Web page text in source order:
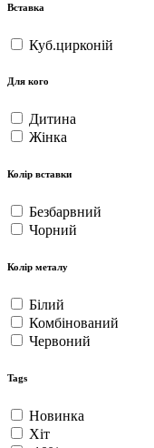
Вставка
Куб.цирконій
Для кого
Дитина
Жінка
Колір вставки
Безбарвний
Чорний
Колір металу
Білий
Комбінований
Червоний
Tags
Новинка
Хіт